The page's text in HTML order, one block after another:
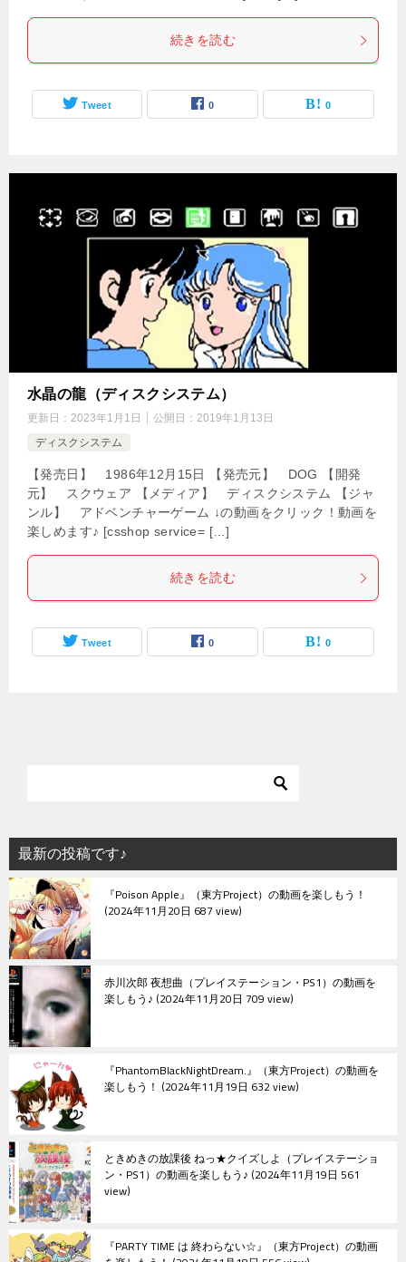
続きを読む
Tweet 0 0
水晶の龍（ディスクシステム）
更新日： 2023年1月1日 公開日： 2019年1月13日
ディスクシステム
【発売日】 1986年12月15日 【発売元】 DOG 【開発
元】 スクウェア 【メディア】 ディスクシステム 【ジャ
ンル】 アドベンチャーゲーム ↓の動画をクリック！動画を
楽しめます♪ [csshop service= […]
続きを読む
Tweet 0 0
最新の投稿です♪
『Poison Apple』（東方Project）の動画を楽しもう！
2024年11月20日 687 view
赤川次郎 夜想曲（プレイステーション・PS1）の動画を
楽しもう♪ 2024年11月20日 709 view
『PhantomBlackNightDream.』（東方Project）の動画を
楽しもう！ 2024年11月19日 632 view
ときめきの放課後 ねっ★クイズしよ（プレイステーショ
ン・PS1）の動画を楽しもう♪ 2024年11月19日 561
view
『PARTY TIME は 終わらない☆』（東方Project）の動画